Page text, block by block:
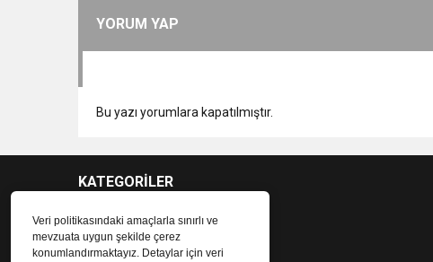
Veri politikasındaki amaçlarla sınırlı ve
mevzuata uygun şekilde çerez
konumlandırmaktayız. Detaylar için veri
YORUM YAP
Bu yazı yorumlara kapatılmıştır.
KATEGORİLER